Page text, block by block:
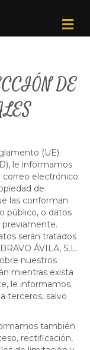
DE
(UE)
le informamos
correo electrónico
de
las conforman
público, o datos
serán tratados
ÁVILA, S.L.
nuestros
mientras exista
le informamos
terceros, salvo
también
rectificación,